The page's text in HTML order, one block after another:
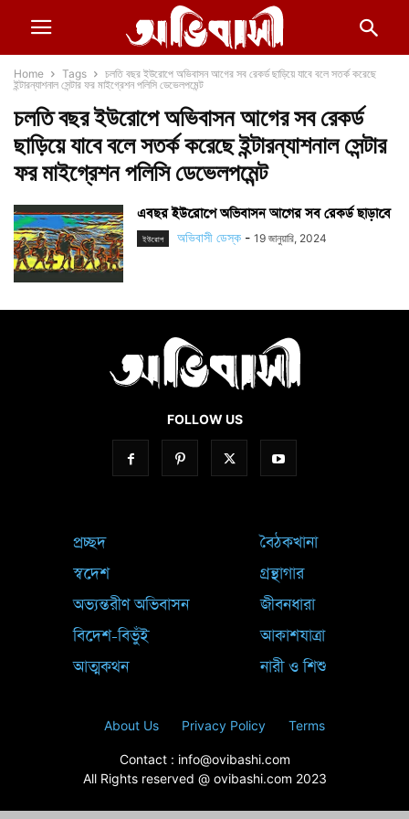
Home Tags
চলতি বছর ইউরোপে অভিবাসন আগের সব রেকর্ড ছাড়িয়ে যাবে বলে সতর্ক করেছে
ইন্টারন্যাশনাল সেন্টার ফর মাইগ্রেশন পলিসি ডেভেলপমেন্ট
চলতি বছর ইউরোপে অভিবাসন আগের সব রেকর্ড
ছাড়িয়ে যাবে বলে সতর্ক করেছে ইন্টারন্যাশনাল সেন্টার
ফর মাইগ্রেশন পলিসি ডেভেলপমেন্ট
এবছর ইউরোপে অভিবাসন আগের সব রেকর্ড ছাড়াবে
ইউরোপ অভিবাসী ডেস্ক - 19 জানুয়ারি, 2024
FOLLOW US
প্রচ্ছদ
স্বদেশ
অভ্যন্তরীণ অভিবাসন
বিদেশ-বিভুঁই
আত্মকথন
বৈঠকখানা
গ্রন্থাগার
জীবনধারা
আকাশযাত্রা
নারী ও শিশু
About Us Privacy Policy Terms
Contact : info@ovibashi.com
All Rights reserved @ ovibashi.com 2023